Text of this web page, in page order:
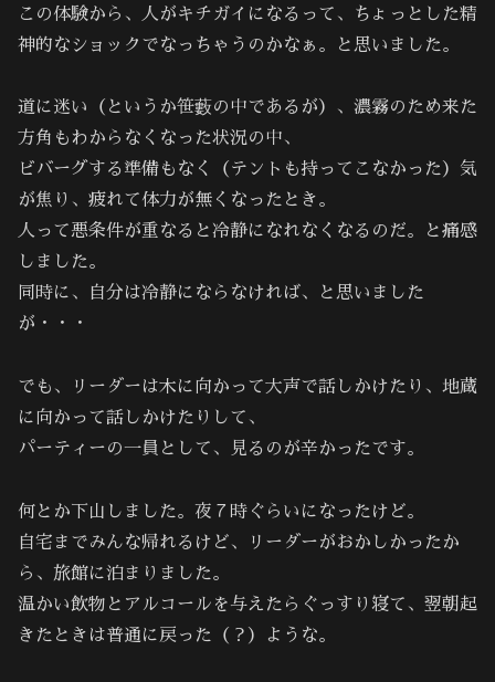
この体験から、人がキチガイになるって、ちょっとした精
神的なショックでなっちゃうのかなぁ。と思いました。
道に迷い（というか笹藪の中であるが）、濃霧のため来た
方角もわからなくなった状況の中、
ビバーグする準備もなく（テントも持ってこなかった）気
が焦り、疲れて体力が無くなったとき。
人って悪条件が重なると冷静になれなくなるのだ。と痛感
しました。
同時に、自分は冷静にならなければ、と思いました
が・・・
でも、リーダーは木に向かって大声で話しかけたり、地蔵
に向かって話しかけたりして、
パーティーの一員として、見るのが辛かったです。
何とか下山しました。夜７時ぐらいになったけど。
自宅までみんな帰れるけど、リーダーがおかしかったか
ら、旅館に泊まりました。
温かい飲物とアルコールを与えたらぐっすり寝て、翌朝起
きたときは普通に戻った（？）ような。